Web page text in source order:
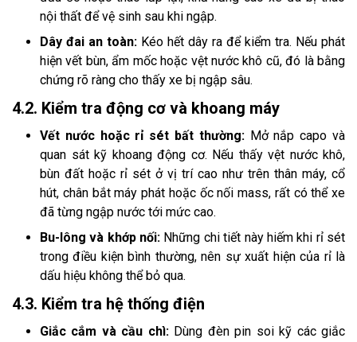
nội thất để vệ sinh sau khi ngập.
Dây đai an toàn: Kéo hết dây ra để kiểm tra. Nếu phát
hiện vết bùn, ẩm mốc hoặc vệt nước khô cũ, đó là bằng
chứng rõ ràng cho thấy xe bị ngập sâu.
4.2. Kiểm tra động cơ và khoang máy
Vết nước hoặc rỉ sét bất thường:Mở nắp capo và
quan sát kỹ khoang động cơ. Nếu thấy vệt nước khô,
bùn đất hoặc rỉ sét ở vị trí cao như trên thân máy, cổ
hút, chân bắt máy phát hoặc ốc nối mass, rất có thể xe
đã từng ngập nước tới mức cao.
Bu-lông và khớp nối: Những chi tiết này hiếm khi rỉ sét
trong điều kiện bình thường, nên sự xuất hiện của rỉ là
dấu hiệu không thể bỏ qua.
4.3. Kiểm tra hệ thống điện
Giắc cắm và cầu chì:Dùng đèn pin soi kỹ các giắc